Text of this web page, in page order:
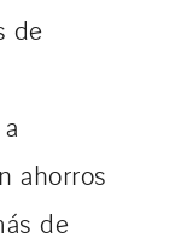
de
ahorros
de